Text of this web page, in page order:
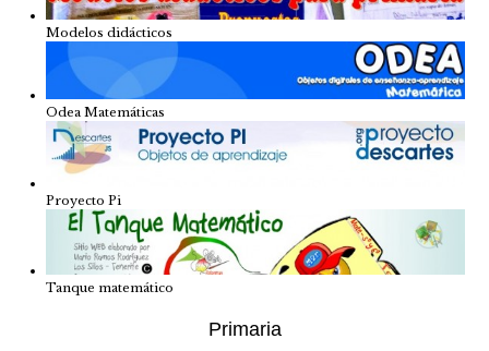
Modelos didácticos
Odea Matemáticas
Proyecto Pi
Tanque matemático
Primaria